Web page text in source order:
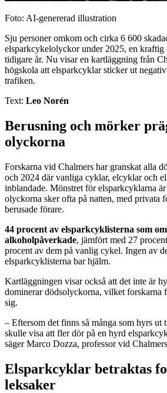
Foto: AI-genererad illustration
Sju personer omkom och cirka 6 600
elsparkcykelolyckor under 2025, en
tidigare år. Nu visar en kartläggning från
högskola att elsparkcyklar sticker ut
trafiken.
Text: Leo Norén
Berusning och mörker
olyckorna
Forskarna vid Chalmers har granskat alla
och 2024 där vanliga cyklar, elcyklar och
inblandade. Mönstret för elsparkcyklarna
olyckorna sker ofta på natten, med privata
berusade förare.
44 procent av elsparkcyklisterna som
alkoholpåverkade, jämfört med 27
procent av dem på vanlig cykel. Ingen av
elsparkcyklisterna bar hjälm.
Kartläggningen visar också att det inte är
dominerar dödsolyckorna, vilket forskarna
sig.
– Eftersom det finns så många som hyrs ut
skulle visa att fler dör på en hyrd
säger Marco Dozza, professor vid
Elsparkcyklar betraktas
leksaker